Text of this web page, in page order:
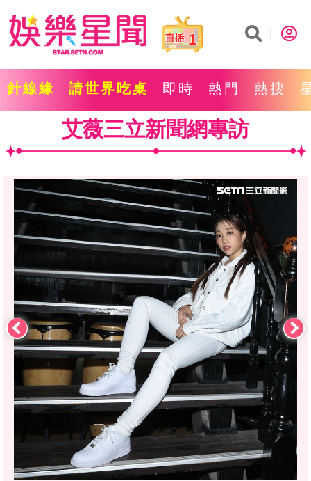
1
針線緣 請世界吃桌 即時 熱門 熱搜
艾薇三立新聞網專訪